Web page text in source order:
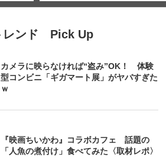
レンド Pick Up
カメラに映らなければ“盗み”OK！ 体験
型コンビニ「ギガマート展」がヤバすぎた
ｗ
『映画ちいかわ』コラボカフェ 話題の
「人魚の煮付け」食べてみた〈取材レポ〉